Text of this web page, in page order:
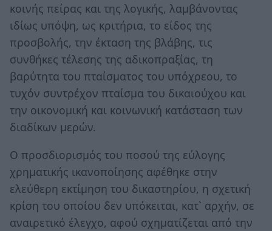
κοινής πείρας και της λογικής, λαμβάνοντας
ιδίως υπόψη, ως κριτήρια, το είδος της
προσβολής, την έκταση της βλάβης, τις
συνθήκες τέλεσης της αδικοπραξίας, τη
βαρύτητα του πταίσματος του υπόχρεου, το
τυχόν συντρέχον πταίσμα του δικαιούχου και
την οικονομική και κοινωνική κατάσταση των
διαδίκων μερών.
Ο προσδιορισμός του ποσού της εύλογης
χρηματικής ικανοποίησης αφέθηκε στην
ελεύθερη εκτίμηση του δικαστηρίου, η σχετική
κρίση του οποίου δεν υπόκειται, κατ` αρχήν, σε
αναιρετικό έλεγχο, αφού σχηματίζεται από την